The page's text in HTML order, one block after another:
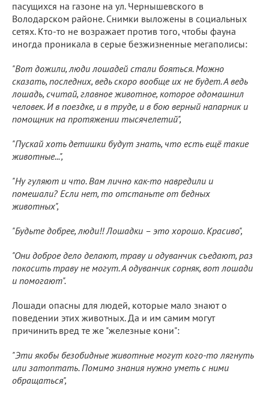
пасущихся на газоне на ул. Чернышевского в
Володарском районе. Снимки выложены в социальных
сетях. Кто-то не возражает против того, чтобы фауна
иногда проникала в серые безжизненные мегаполисы:
"Вот дожили, люди лошадей стали бояться. Можно
сказать, последних, ведь скоро вообще их не будет. А ведь
лошадь, считай, главное животное, которое одомашнил
человек. И в поездке, и в труде, и в бою верный напарник и
помощник на протяжении тысячелетий",
"Пускай хоть детишки будут знать, что есть ещё такие
животные...",
"Ну гуляют и что. Вам лично как-то навредили и
помешали? Если нет, то отстаньте от бедных
животных",
"Будьте добрее, люди!! Лошадки – это хорошо. Красиво",
"Они доброе дело делают, траву и одуванчик съедают, раз
покосить траву не могут. А одуванчик сорняк, вот лошади
и помогают".
Лошади опасны для людей, которые мало знают о
поведении этих животных. Да и им самим могут
причинить вред те же "железные кони":
"Эти якобы безобидные животные могут кого-то лягнуть
или затоптать. Помимо знания нужно уметь с ними
обращаться",